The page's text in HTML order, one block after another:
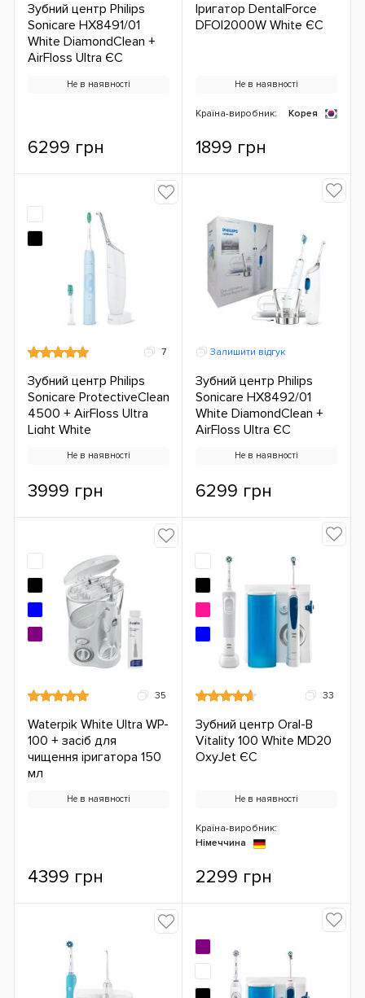
Зубний центр Philips
Sonicare HX8491/01
White DiamondClean +
AirFloss Ultra ЄС
Не в наявності
6299 грн
Іригатор DentalForce
DFOI2000W White ЄС
Не в наявності
Країна-виробник: Корея
1899 грн
7
Зубний центр Philips
Sonicare ProtectiveClean
4500 + AirFloss Ultra
Light White
Не в наявності
3999 грн
Залишити відгук
Зубний центр Philips
Sonicare HX8492/01
White DiamondClean +
AirFloss Ultra ЄС
Не в наявності
6299 грн
35
Waterpik White Ultra WP-
100 + засіб для
чищення іригатора 150
мл
Не в наявності
4399 грн
33
Зубний центр Oral-B
Vitality 100 White MD20
OxyJet ЄС
Не в наявності
Країна-виробник:
Німеччина
2299 грн